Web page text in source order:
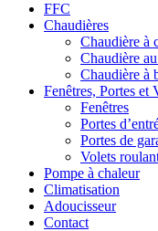
FFC
Chaudières
Chaudière à
Chaudière
Chaudière à
Fenêtres, Portes et
Fenêtres
Portes
Portes de
Volets
Pompe à chaleur
Climatisation
Adoucisseur
Contact